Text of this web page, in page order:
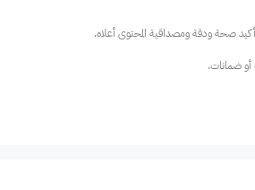
أو ضمانات.